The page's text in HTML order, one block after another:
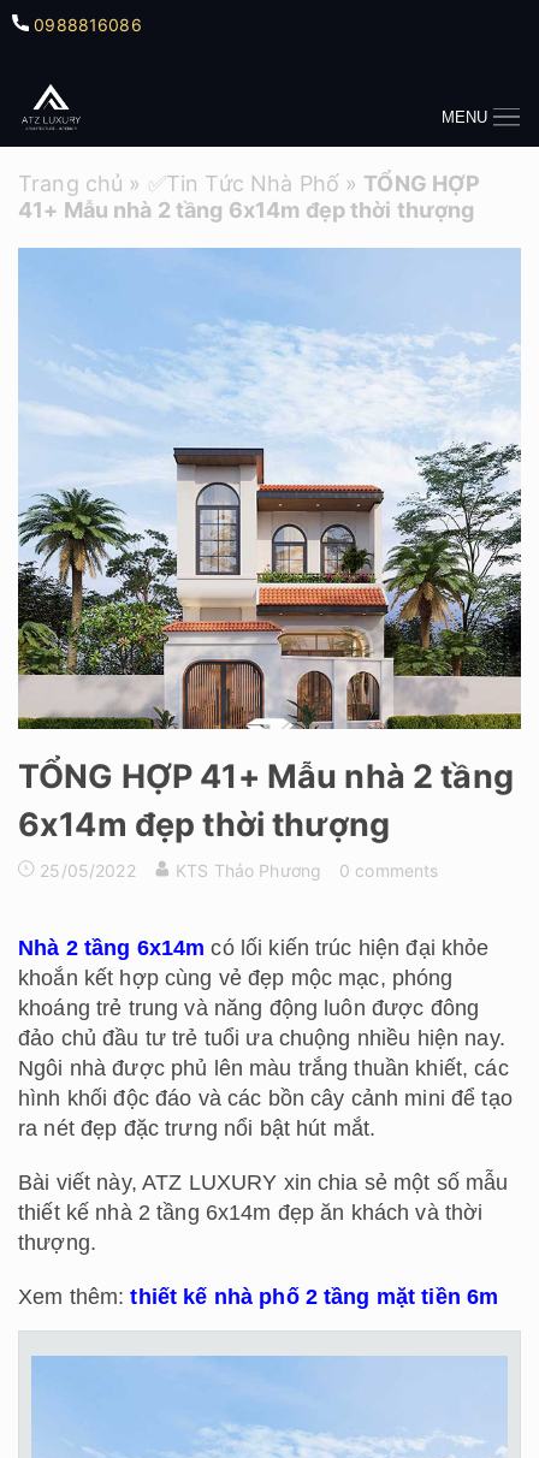
0988816086
MENU
Trang chủ » ✅Tin Tức Nhà Phố » TỔNG HỢP
41+ Mẫu nhà 2 tầng 6x14m đẹp thời thượng
TỔNG HỢP 41+ Mẫu nhà 2 tầng
6x14m đẹp thời thượng
25/05/2022 KTS Thảo Phương 0 comments
Nhà 2 tầng 6x14m có lối kiến trúc hiện đại khỏe
khoắn kết hợp cùng vẻ đẹp mộc mạc, phóng
khoáng trẻ trung và năng động luôn được đông
đảo chủ đầu tư trẻ tuổi ưa chuộng nhiều hiện nay.
Ngôi nhà được phủ lên màu trắng thuần khiết, các
hình khối độc đáo và các bồn cây cảnh mini để tạo
ra nét đẹp đặc trưng nổi bật hút mắt.
Bài viết này, ATZ LUXURY xin chia sẻ một số mẫu
thiết kế nhà 2 tầng 6x14m đẹp ăn khách và thời
thượng.
Xem thêm:thiết kế nhà phố 2 tầng mặt tiền 6m